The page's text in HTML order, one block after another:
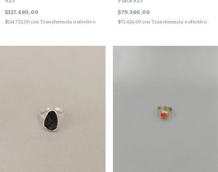
$127.480,00
$114.732,00 con Transferencia o efectivo
$79.360,00
$71.424,00 con Transferencia o efectivo